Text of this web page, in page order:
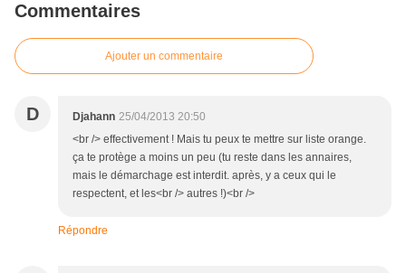
Commentaires
Ajouter un commentaire
D Djahann 25/04/2013 20:50
<br /> effectivement ! Mais tu peux te mettre sur liste orange.
ça te protège a moins un peu (tu reste dans les annaires,
mais le démarchage est interdit. après, y a ceux qui le
respectent, et les<br /> autres !)<br />
Répondre